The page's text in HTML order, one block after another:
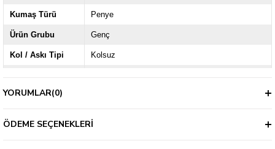
Kumaş Türü Penye
Ürün Grubu Genç
Kol / Askı Tipi Kolsuz
Kalınlık
YORUMLAR(0)
ÖDEME SEÇENEKLERI